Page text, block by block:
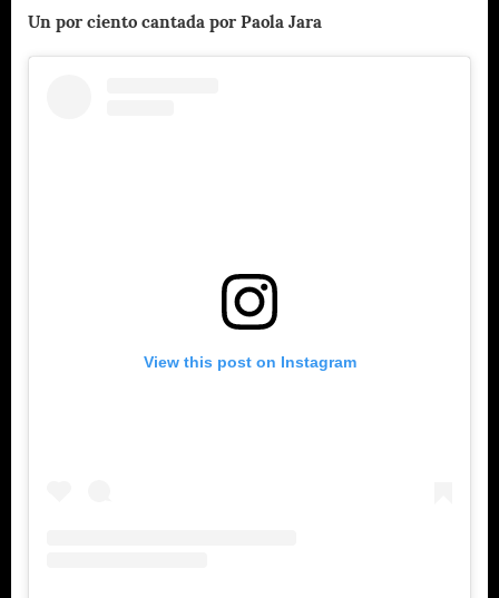
Un por ciento cantada por Paola Jara
View this post on Instagram